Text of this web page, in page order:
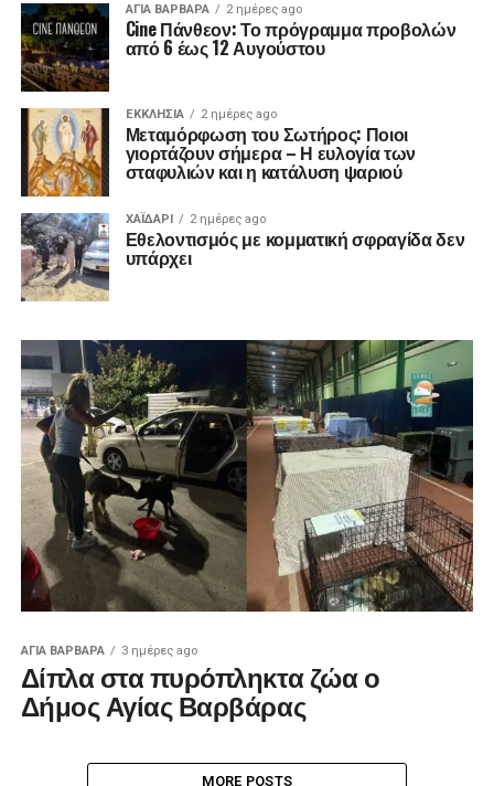
ΑΓΙΑ ΒΑΡΒΑΡΑ 2 ημέρες ago
Cine Πάνθεον: Το πρόγραμμα προβολών
από 6 έως 12 Αυγούστου
ΕΚΚΛΗΣΊΑ 2 ημέρες ago
Μεταμόρφωση του Σωτήρος: Ποιοι
γιορτάζουν σήμερα – Η ευλογία των
σταφυλιών και η κατάλυση ψαριού
ΧΑΪΔΑΡΙ 2 ημέρες ago
Εθελοντισμός με κομματική σφραγίδα δεν
υπάρχει
ΑΓΙΑ ΒΑΡΒΑΡΑ 3 ημέρες ago
Δίπλα στα πυρόπληκτα ζώα ο
Δήμος Αγίας Βαρβάρας
MORE POSTS